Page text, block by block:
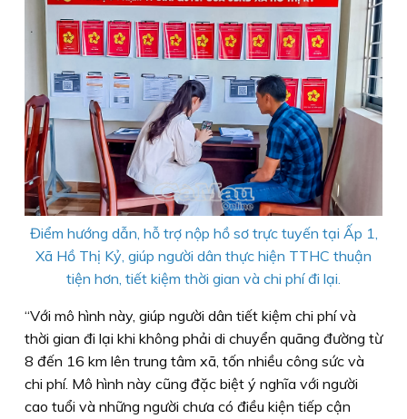
Điểm hướng dẫn, hỗ trợ nộp hồ sơ trực tuyến tại Ấp 1,
Xã Hồ Thị Kỷ, giúp người dân thực hiện TTHC thuận
tiện hơn, tiết kiệm thời gian và chi phí đi lại.
“Với mô hình này, giúp người dân tiết kiệm chi phí và
thời gian đi lại khi không phải di chuyển quãng đường từ
8 đến 16 km lên trung tâm xã, tốn nhiều công sức và
chi phí. Mô hình này cũng đặc biệt ý nghĩa với người
cao tuổi và những người chưa có điều kiện tiếp cận